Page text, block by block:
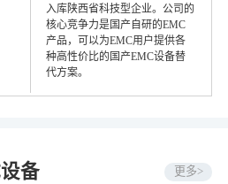
入库陕西省科技型企业。公司的
核心竞争力是国产自研的EMC
产品，可以为EMC用户提供各
种高性价比的国产EMC设备替
代方案。
备 更多>